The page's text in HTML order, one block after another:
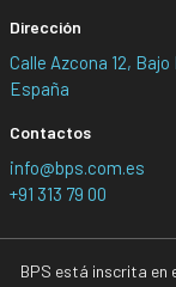
Dirección
Calle Azcona 12,
España
Contactos
info@bps.com.es
+91 313 79 00
BPS está inscrita en